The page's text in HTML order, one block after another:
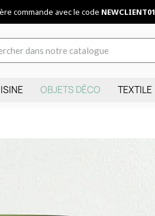
commande avec le code NEWCLIENT01
OBJETS DÉCO TEXTILE